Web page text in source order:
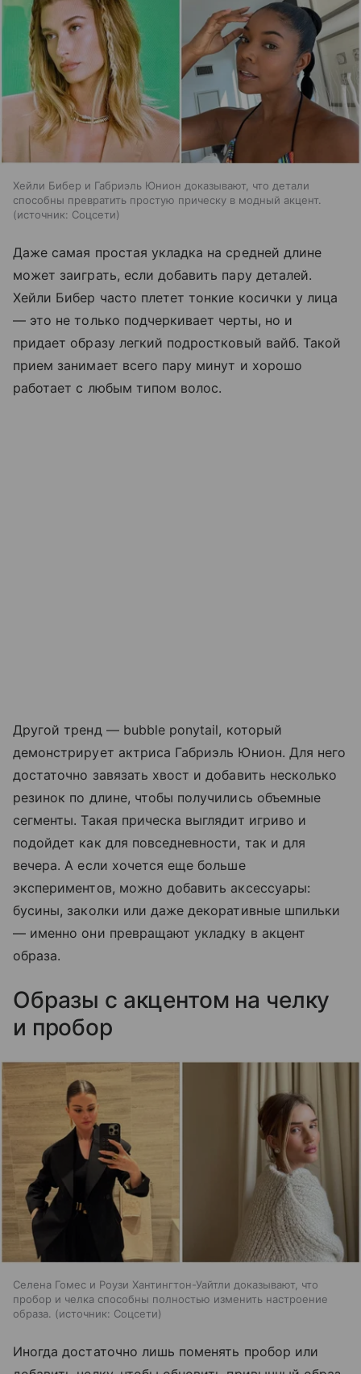
Хейли Бибер и Габриэль Юнион доказывают, что детали
способны превратить простую прическу в модный акцент.
источник: Соцсети
Даже самая простая укладка на средней длине
может заиграть, если добавить пару деталей.
Хейли Бибер часто плетет тонкие косички у лица
— это не только подчеркивает черты, но и
придает образу легкий подростковый вайб. Такой
прием занимает всего пару минут и хорошо
работает с любым типом волос.
Другой тренд — bubble ponytail, который
демонстрирует актриса Габриэль Юнион. Для него
достаточно завязать хвост и добавить несколько
резинок по длине, чтобы получились объемные
сегменты. Такая прическа выглядит игриво и
подойдет как для повседневности, так и для
вечера. А если хочется еще больше
экспериментов, можно добавить аксессуары:
бусины, заколки или даже декоративные шпильки
— именно они превращают укладку в акцент
образа.
Образы с акцентом на челку
и пробор
Селена Гомес и Роузи Хантингтон-Уайтли доказывают, что
пробор и челка способны полностью изменить настроение
образа.
источник: Соцсети
Иногда достаточно лишь поменять пробор или